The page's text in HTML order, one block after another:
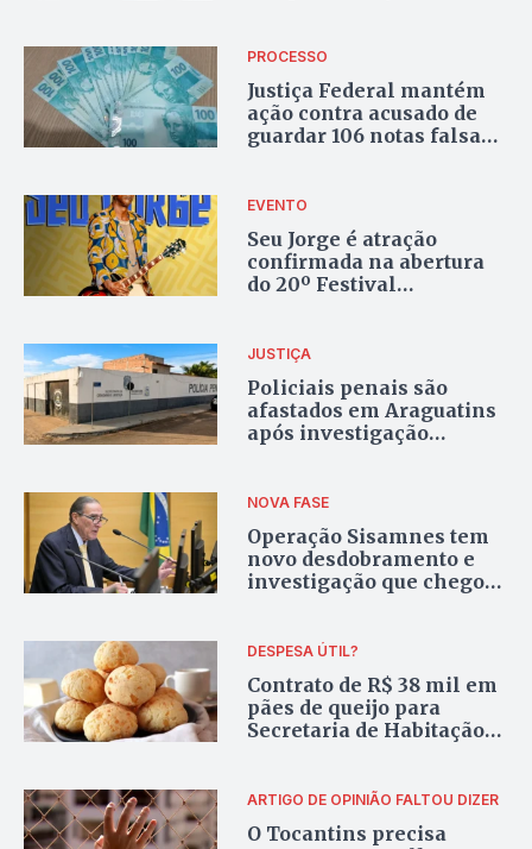
Palmas
PROCESSO
Justiça Federal mantém
ação contra acusado de
guardar 106 notas falsas
EVENTO
Seu Jorge é atração
confirmada na abertura
do 20º Festival
JUSTIÇA
Policiais penais são
afastados em Araguatins
após investigação
ligação com presos
NOVA FASE
Operação Sisamnes tem
novo desdobramento e
investigação que chegou
DESPESA ÚTIL?
Contrato de R$ 38 mil em
pães de queijo para
Secretaria de Habitação
ARTIGO DE OPINIÃO FALTOU DIZER
O Tocantins precisa